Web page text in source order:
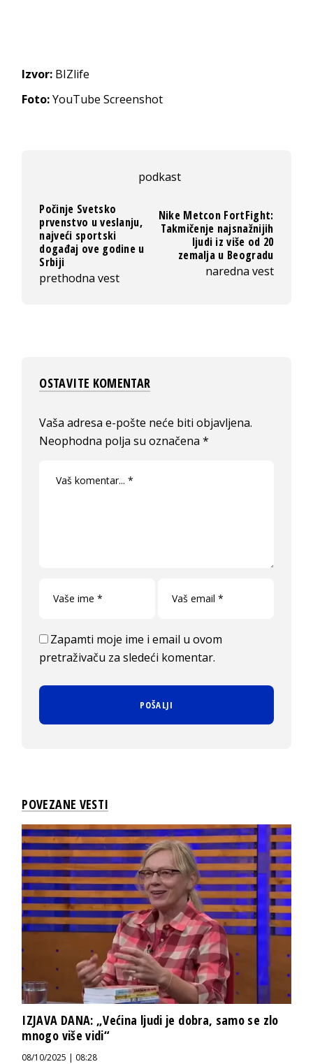
Izvor: BIZlife
Foto:YouTube Screenshot
podkast
Počinje Svetsko
prvenstvo u veslanju,
najveći sportski
događaj ove godine u
Srbiji
prethodna vest
Nike Metcon FortFight:
Takmičenje najsnažnijih
ljudi iz više od 20
zemalja u Beogradu
naredna vest
OSTAVITE KOMENTAR
Vaša adresa e-pošte neće biti objavljena.
Neophodna polja su označena*
Zapamti moje ime i email u ovom
pretraživaču za sledeći komentar.
POVEZANE VESTI
IZJAVA DANA: „Većina ljudi je dobra, samo se zlo
mnogo više vidi“
08/10/2025 | 08:28